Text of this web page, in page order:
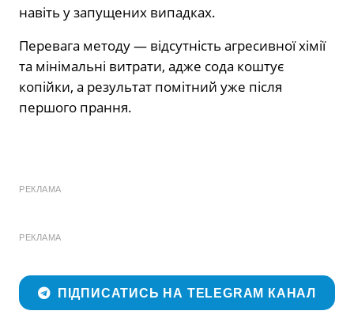
навіть у запущених випадках.
Перевага методу — відсутність агресивної хімії
та мінімальні витрати, адже сода коштує
копійки, а результат помітний уже після
першого прання.
РЕКЛАМА
РЕКЛАМА
ПІДПИСАТИСЬ НА TELEGRAM КАНАЛ